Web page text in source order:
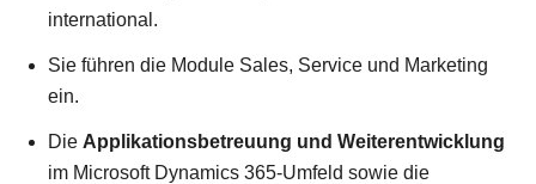
international.
Sie führen die Module Sales, Service und Marketing
ein.
Die Applikationsbetreuung und Weiterentwicklung
im Microsoft Dynamics 365-Umfeld sowie die